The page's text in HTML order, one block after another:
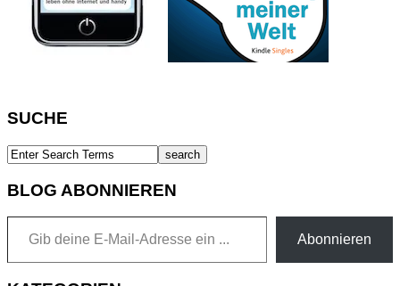
SUCHE
BLOG ABONNIEREN
Gib deine E-Mail-Adresse ein ...
Abonnieren